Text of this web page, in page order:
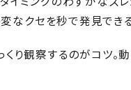
なクセを秒で発見でき
り観察するのがコツ。